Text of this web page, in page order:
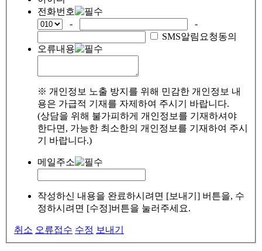
전화번호
-
-
SMS알림요청동의
오류내용
※ 개인정보 노출 방지를 위해 민감한 개인정보 내
용은 가급적 기재를 자제하여 주시기 바랍니다.
(상담을 위해 불가피하게 개인정보를 기재하셔야
한다면, 가능한 최소한의 개인정보를 기재하여 주시
기 바랍니다.)
메일주소
작성하신 내용을 완료하시려면 [보내기] 버튼을, 수
정하시려면 [수정]버튼을 눌러주세요.
취소 오류접수 수정 보내기